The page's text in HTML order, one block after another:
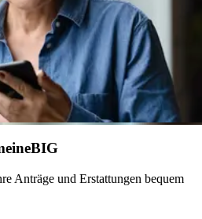
Anträge und Erstattungen bequem